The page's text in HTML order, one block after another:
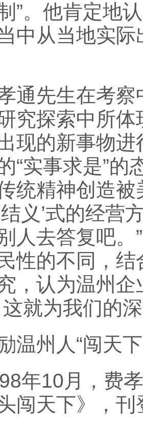
”。他肯定地
中从当地实
先生在考察
究探索中所
现的新事物
“实事求是”的
统精神创造
结义’式的经营
人去答复吧
性的不同，
，认为温州企
这就为我们的
州人“闯天下
10月，费孝
头闯天下》，